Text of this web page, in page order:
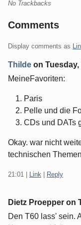
No Trackbacks
Comments
Display comments as
Thilde on Tuesday,
MeineFavoriten:
Paris
Pelle und die
CDs und DATs
Okay. war nicht
technischen
21:01 Link Reply
Dietz Proepper on
Den T60 lass' sein.